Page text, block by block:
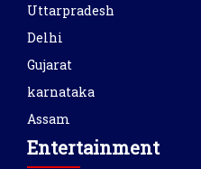
Uttarpradesh
Delhi
Gujarat
karnataka
Assam
Entertainment